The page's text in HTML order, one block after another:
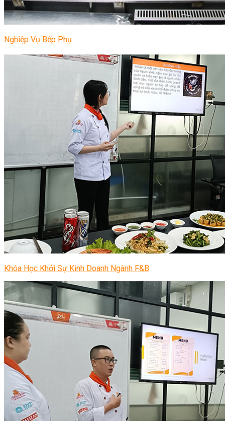
Nghiệp Vụ Bếp Phụ
Khóa Học Khởi Sự Kinh Doanh Ngành F&B